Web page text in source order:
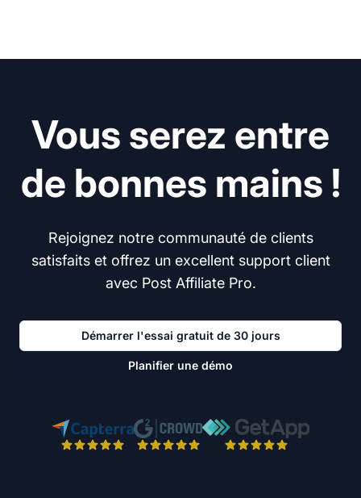
Vous serez entre
de bonnes mains !
Rejoignez notre communauté de clients
satisfaits et offrez un excellent support client
avec Post Affiliate Pro.
Démarrer l'essai gratuit de 30 jours
Planifier une démo